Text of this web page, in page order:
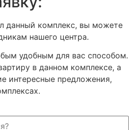
данный комплекс, вы можете
нашего центра.
удобным для вас способом.
в данном комплексе, а
интересные предложения,